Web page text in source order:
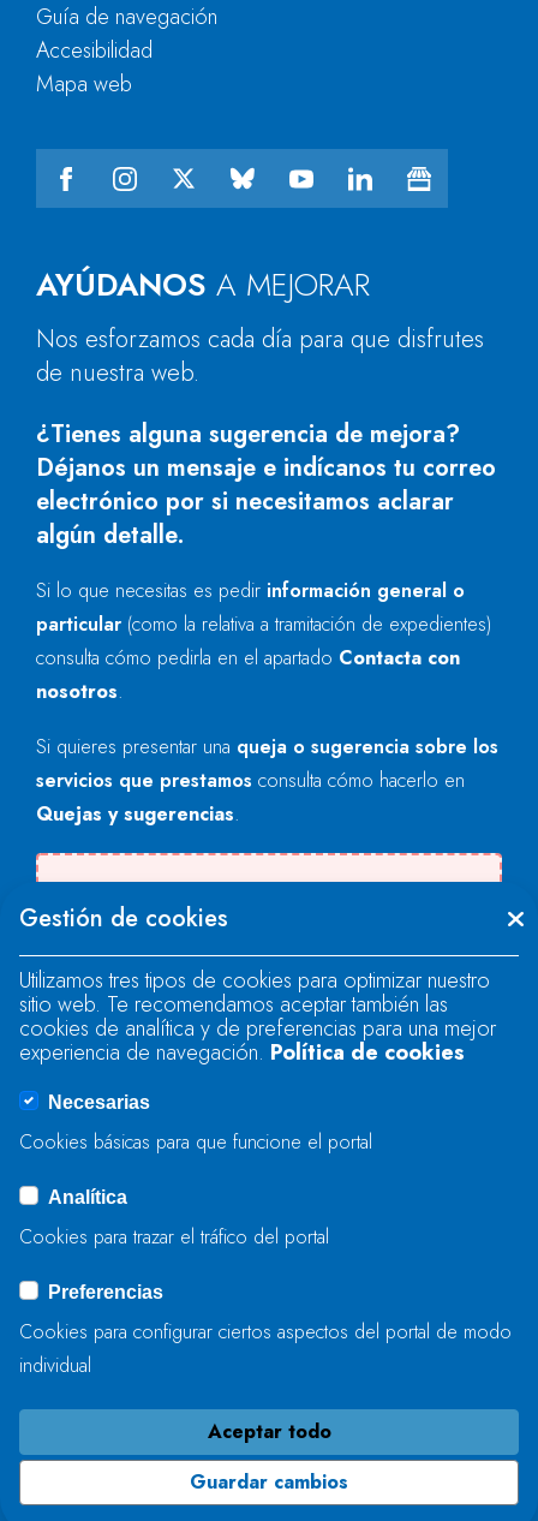
AYÚDANOS A MEJORAR
Nos esforzamos cada día para que disfrutes
de nuestra web.
¿Tienes alguna sugerencia de mejora?
Déjanos un mensaje e indícanos tu correo
electrónico por si necesitamos aclarar
algún detalle.
Si lo que necesitas es pedir información general o
particular (como la relativa a tramitación de expedientes)
consulta cómo pedirla en el apartado Contacta con
nosotros.
Si quieres presentar una queja o sugerencia sobre los
servicios que prestamos consulta cómo hacerlo en
Quejas y sugerencias.
"text".
Se produjo un error al cargar el campo
"text".
Se produjo un error al cargar el campo
ENVIAR
Guía de navegación
Accesibilidad
Mapa web
Gestión de cookies
Utilizamos tres tipos de cookies para optimizar nuestro
sitio web. Te recomendamos aceptar también las
cookies de analítica y de preferencias para una mejor
experiencia de navegación. Política de cookies
Necesarias
Cookies básicas para que funcione el portal
Analítica
Cookies para trazar el tráfico del portal
Preferencias
Cookies para configurar ciertos aspectos del portal de modo
individual
Aceptar todo
Guardar cambios